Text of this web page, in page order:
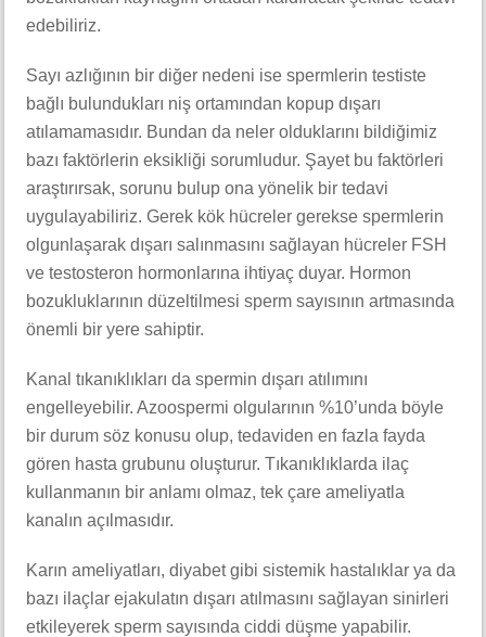
edebiliriz.
Sayı azlığının bir diğer nedeni ise spermlerin testiste
bağlı bulundukları niş ortamından kopup dışarı
atılamamasıdır. Bundan da neler olduklarını bildiğimiz
bazı faktörlerin eksikliği sorumludur. Şayet bu faktörleri
araştırırsak, sorunu bulup ona yönelik bir tedavi
uygulayabiliriz. Gerek kök hücreler gerekse spermlerin
olgunlaşarak dışarı salınmasını sağlayan hücreler FSH
ve testosteron hormonlarına ihtiyaç duyar. Hormon
bozukluklarının düzeltilmesi sperm sayısının artmasında
önemli bir yere sahiptir.
Kanal tıkanıklıkları da spermin dışarı atılımını
engelleyebilir. Azoospermi olgularının %10’unda böyle
bir durum söz konusu olup, tedaviden en fazla fayda
gören hasta grubunu oluşturur. Tıkanıklıklarda ilaç
kullanmanın bir anlamı olmaz, tek çare ameliyatla
kanalın açılmasıdır.
Karın ameliyatları, diyabet gibi sistemik hastalıklar ya da
bazı ilaçlar ejakulatın dışarı atılmasını sağlayan sinirleri
etkileyerek sperm sayısında ciddi düşme yapabilir.